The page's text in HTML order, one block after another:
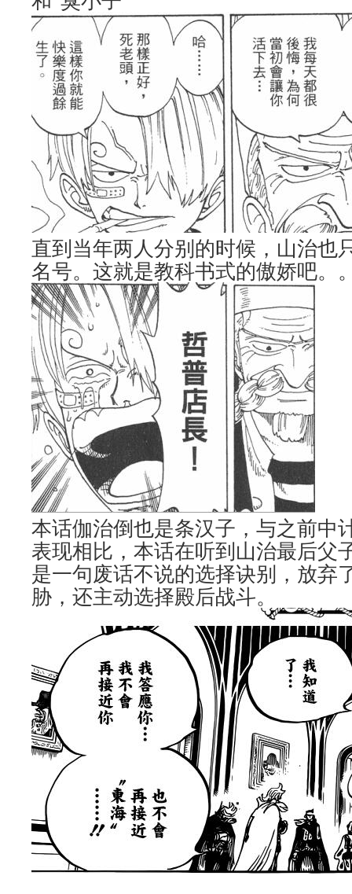
直到当年两人分别的时候，山治也
名号。这就是教科书式的傲娇吧。
本话伽治倒也是条汉子，与之前中
表现相比，本话在听到山治最后父
是一句废话不说的选择诀别，放弃
胁，还主动选择殿后战斗。